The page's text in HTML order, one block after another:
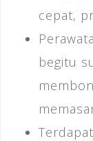
cepat,
begitu